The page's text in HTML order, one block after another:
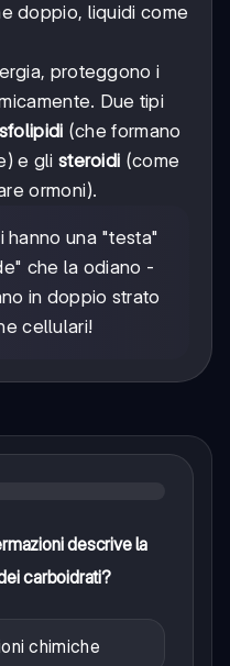
doppio, liquidi come
proteggono i
Due tipi
(che formano
e gli steroidi (come
ormoni).
hanno una "testa"
che la odiano -
in doppio strato
cellulari!
descrive la
carboidrati?
chimiche